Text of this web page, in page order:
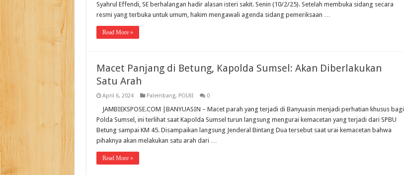
Syahrul Effendi, SE berhalangan hadir alasan isteri sakit. Senin (10/2/25). Setelah membuka sidang secara
resmi yang terbuka untuk umum, hakim mengawali agenda sidang pemeriksaan …
Read More »
Macet Panjang di Betung, Kapolda Sumsel: Akan Diberlakukan
Satu Arah
April 6, 2024 Palembang, POLRI 0
JAMBIEKSPOSE.COM |BANYUASIN – Macet parah yang terjadi di Banyuasin menjadi perhatian khusus bagi
Polda Sumsel, ini terlihat saat Kapolda Sumsel turun langsung mengurai kemacetan yang terjadi dari SPBU
Betung sampai KM 45. Disampaikan langsung Jenderal Bintang Dua tersebut saat urai kemacetan bahwa
pihaknya akan melakukan satu arah dari …
Read More »